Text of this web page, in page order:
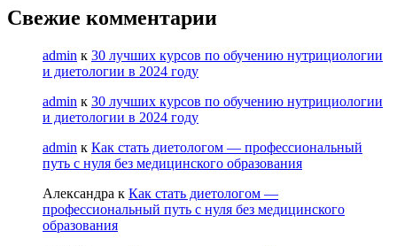
Свежие комментарии
admin к 30 лучших курсов по обучению нутрициологии
и диетологии в 2024 году
admin к 30 лучших курсов по обучению нутрициологии
и диетологии в 2024 году
admin к Как стать диетологом — профессиональный
путь с нуля без медицинского образования
Александра к Как стать диетологом —
профессиональный путь с нуля без медицинского
образования